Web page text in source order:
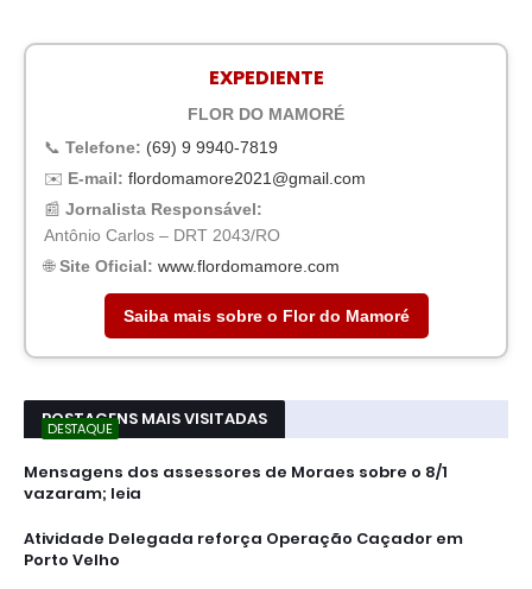
EXPEDIENTE
FLOR DO MAMORÉ
📞 Telefone: (69) 9 9940-7819
✉️ E-mail: flordomamore2021@gmail.com
📰 Jornalista Responsável:
Antônio Carlos – DRT 2043/RO
🌐Site Oficial: www.flordomamore.com
Saiba mais sobre o Flor do Mamoré
POSTAGENS MAIS VISITADAS
DESTAQUE
Mensagens dos assessores de Moraes sobre o 8/1
vazaram; leia
Atividade Delegada reforça Operação Caçador em
Porto Velho